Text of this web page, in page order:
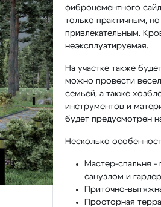
фиброцементного
только практичным, но
привлекательным.
неэксплуатируемая.
На участке также
можно провести
семьей, а также
инструментов и
будет предусмотрен
Несколько
Мастер-спальня -
санузлом и
Приточно-
Просторная